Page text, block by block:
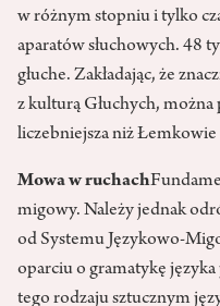
w różnym stopniu i tylko
aparatów słuchowych. 48
głuche. Zakładając, że
z kulturą Głuchych, można
liczebniejsza niż
Mowa w ruchach
migowy. Należy jednak
od Systemu Językowo-
oparciu o gramatykę
tego rodzaju sztucznym